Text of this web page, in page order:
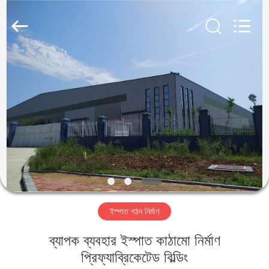
বাড়ি
পণ্য
ভিডিও
ভিআর
শো
Qingdao
Ltd..
Rights
Reserved.
ইস্পাত গঠন নির্মাণ
ব্যাপক ব্যবহার ইস্পাত কাঠামো নির্মাণ
প্রিফ্যাব্রিকেটেড বিল্ডিং